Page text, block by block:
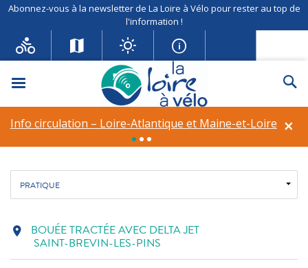
Abonnez-vous à la newsletter de La Loire à Vélo pour rester au top de
l'information !
Menu
×
Info circulation – Loire-Atlantique et Maine-et-Loire
BOUÉE TRACTÉE AVEC
DELTA JET
Bouées tractées
Fil d'ariane
Accueil Autres activités BOUÉE TRACTÉE AVEC DELTA JET
PRATIQUE
location_on BOUÉE TRACTÉE AVEC DELTA JET
SAINT-BREVIN-LES-PINS